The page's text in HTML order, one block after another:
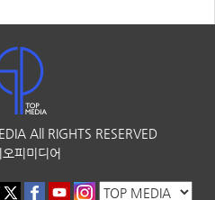
All RIGHTS RESERVED
피미디어